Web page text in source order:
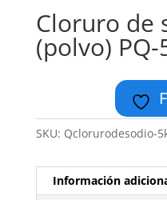
Cloruro de
(polvo) PQ-
SKU: Qclorurodesodio-
Información